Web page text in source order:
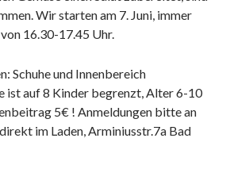
Wir starten am 7. Juni, immer
16.30-17.45 Uhr.
ist auf 8 Kinder begrenzt, Alter 6-10
5€ ! Anmeldungen bitte an
im Laden, Arminiusstr.7a Bad